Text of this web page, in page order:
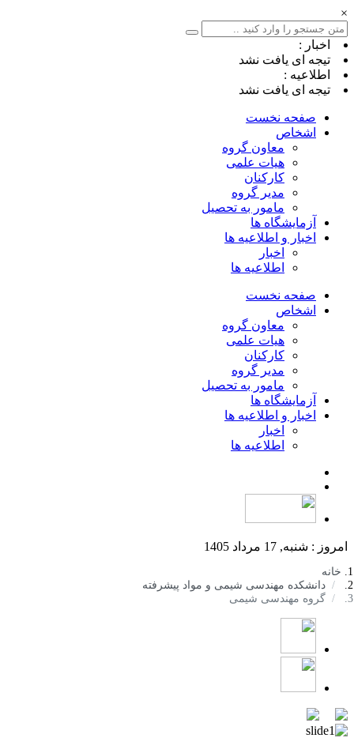
×
اخبار :
تیجه ای یافت نشد
اطلاعیه :
تیجه ای یافت نشد
صفحه نخست
اشخاص
معاون گروه
هیات علمی
کارکنان
مدیر گروه
مامور به تحصیل
آزمایشگاه ها
اخبار و اطلاعیه ها
اخبار
اطلاعیه ها
صفحه نخست
اشخاص
معاون گروه
هیات علمی
کارکنان
مدیر گروه
مامور به تحصیل
آزمایشگاه ها
اخبار و اطلاعیه ها
اخبار
اطلاعیه ها
امروز : شنبه, 17 مرداد 1405
خانه
دانشکده مهندسی شیمی و مواد پیشرفته
گروه مهندسی شیمی